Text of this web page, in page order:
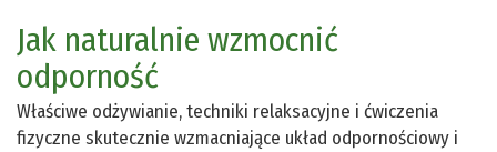
Jak naturalnie wzmocnić
odporność
Właściwe odżywianie, techniki relaksacyjne i ćwiczenia
fizyczne skutecznie wzmacniające układ odpornościowy i